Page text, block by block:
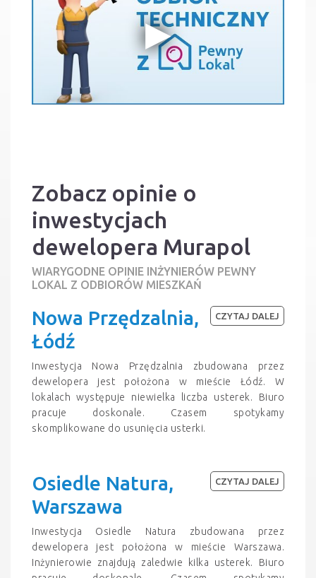
Zobacz opinie o
inwestycjach
dewelopera Murapol
WIARYGODNE OPINIE INŻYNIERÓW PEWNY
LOKAL Z ODBIORÓW MIESZKAŃ
Nowa Przędzalnia,
Łódź
Inwestycja Nowa Przędzalnia zbudowana przez
dewelopera jest położona w mieście Łódź. W
lokalach występuje niewielka liczba usterek. Biuro
pracuje doskonale. Czasem spotykamy
skomplikowane do usunięcia usterki.
CZYTAJ DALEJ
Osiedle Natura,
Warszawa
Inwestycja Osiedle Natura zbudowana przez
dewelopera jest położona w mieście Warszawa.
Inżynierowie znajdują zaledwie kilka usterek. Biuro
CZYTAJ DALEJ